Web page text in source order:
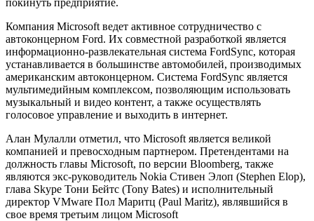
Компания Microsoft ведет активное сотрудничество с
автоконцерном Ford. Их совместной разработкой является
информационно-развлекательная система FordSync, которая
устанавливается в большинстве автомобилей, производимых
американским автоконцерном. Система FordSync является
мультимедийным комплексом, позволяющим использовать
музыкальный и видео контент, а также осуществлять
голосовое управление и выходить в интернет.
Алан Мулалли отметил, что Microsoft является великой
компанией и превосходным партнером. Претендентами на
должность главы Microsoft, по версии Bloomberg, также
являются экс-руководитель Nokia Стивен Элоп (Stephen Elop),
глава Skype Тони Бейтс (Tony Bates) и исполнительный
директор VMware Пол Маритц (Paul Maritz), являвшийся в
свое время третьим лицом Microsoft